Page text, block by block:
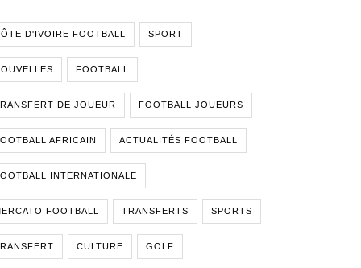
D'IVOIRE FOOTBALL SPORT
FOOTBALL
DE JOUEUR FOOTBALL JOUEURS
AFRICAIN ACTUALITÉS FOOTBALL
INTERNATIONALE
FOOTBALL TRANSFERTS SPORTS
CULTURE GOLF